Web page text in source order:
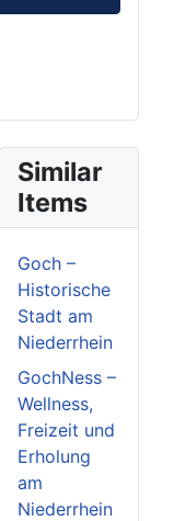
Similar
Items
Goch –
Historische
Stadt am
Niederrhein
GochNess –
Wellness,
Freizeit und
Erholung
am
Niederrhein